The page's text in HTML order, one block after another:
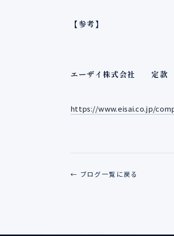
【参考】
エーザイ株式会社 定款
https://www.eisai.co.jp/
← ブログ一覧に戻る